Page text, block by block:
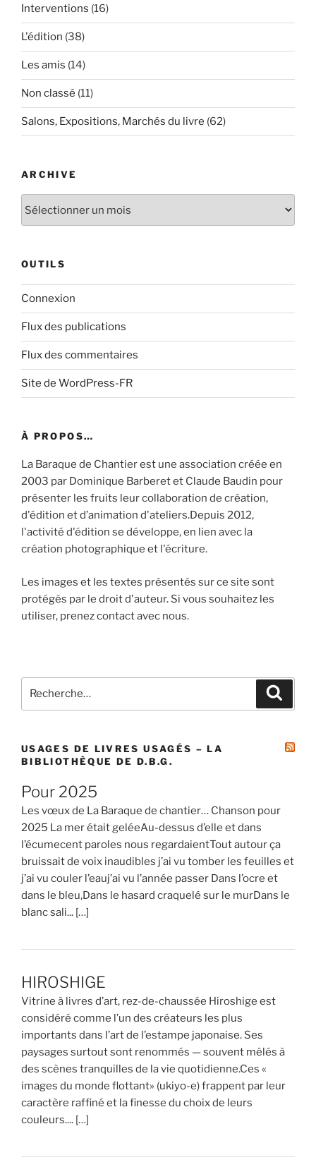
Interventions (16)
L'édition (38)
Les amis (14)
Non classé (11)
Salons, Expositions, Marchés du livre (62)
ARCHIVE
OUTILS
Connexion
Flux des publications
Flux des commentaires
Site de WordPress-FR
À PROPOS…
La Baraque de Chantier est une association créée en
2003 par Dominique Barberet et Claude Baudin pour
présenter les fruits leur collaboration de création,
d'édition et d’animation d'ateliers.Depuis 2012,
l'activité d'édition se développe, en lien avec la
création photographique et l'écriture.
Les images et les textes présentés sur ce site sont
protégés par le droit d'auteur. Si vous souhaitez les
utiliser, prenez contact avec nous.
pour
USAGES DE LIVRES USAGÉS – LA
BIBLIOTHÈQUE DE D.B.G.
Pour 2025
Les vœux de La Baraque de chantier… Chanson pour
2025 La mer était geléeAu-dessus d’elle et dans
l’écumecent paroles nous regardaientTout autour ça
bruissait de voix inaudibles j’ai vu tomber les feuilles et
j’ai vu couler l’eauj’ai vu l’année passer Dans l’ocre et
dans le bleu,Dans le hasard craquelé sur le murDans le
blanc sali... […]
HIROSHIGE
Vitrine à livres d’art, rez-de-chaussée Hiroshige est
considéré comme l’un des créateurs les plus
importants dans l’art de l’estampe japonaise. Ses
paysages surtout sont renommés — souvent mêlés à
des scènes tranquilles de la vie quotidienne.Ces «
images du monde flottant» (ukiyo-e) frappent par leur
caractère raffiné et la finesse du choix de leurs
couleurs.... […]